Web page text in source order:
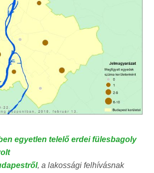
egyetlen telelő erdei fülesbagoly
, a lakossági felhívásnak